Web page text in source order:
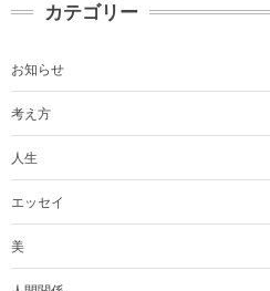
カテゴリー
お知らせ
考え方
人生
エッセイ
美